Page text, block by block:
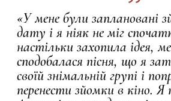
«У мене були заплановані
дату і я ніяк не міг
настільки захопила ідея,
сподобалася пісня, що я
своїй знімальній групі і
перенести зйомки в кіно.